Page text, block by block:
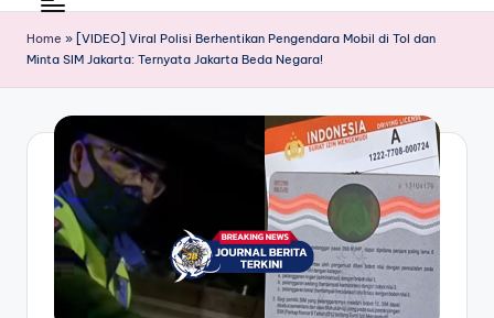
r
n
a
B
ri
news
Home » [VIDEO] Viral Polisi Berhentikan Pengendara Mobil di Tol dan
Minta SIM Jakarta: Ternyata Jakarta Beda Negara!